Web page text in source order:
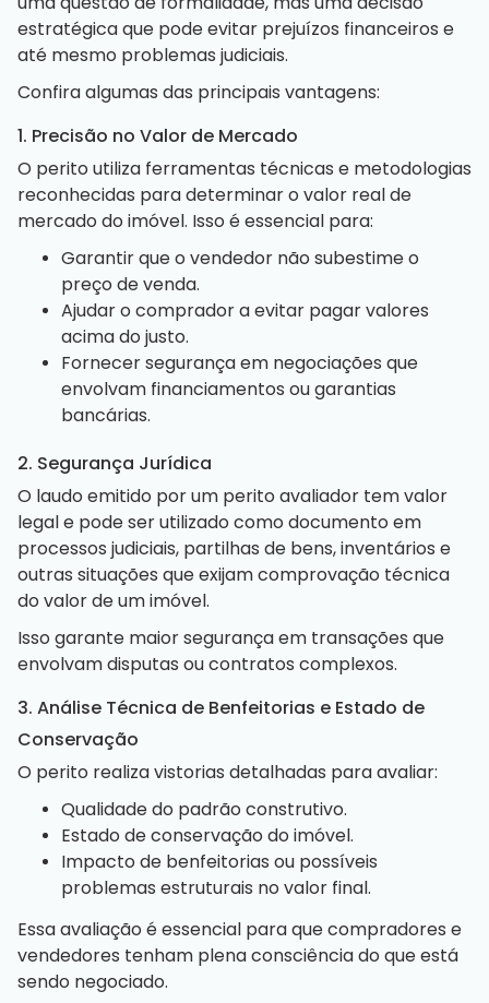
estratégica que pode evitar prejuízos financeiros e
até mesmo problemas judiciais.
Confira algumas das principais vantagens:
1. Precisão no Valor de Mercado
O perito utiliza ferramentas técnicas e metodologias
reconhecidas para determinar o valor real de
mercado do imóvel. Isso é essencial para:
Garantir que o vendedor não subestime o
preço de venda.
Ajudar o comprador a evitar pagar valores
acima do justo.
Fornecer segurança em negociações que
envolvam financiamentos ou garantias
bancárias.
2. Segurança Jurídica
O laudo emitido por um perito avaliador tem valor
legal e pode ser utilizado como documento em
processos judiciais, partilhas de bens, inventários e
outras situações que exijam comprovação técnica
do valor de um imóvel.
Isso garante maior segurança em transações que
envolvam disputas ou contratos complexos.
3. Análise Técnica de Benfeitorias e Estado de
Conservação
O perito realiza vistorias detalhadas para avaliar:
Qualidade do padrão construtivo.
Estado de conservação do imóvel.
Impacto de benfeitorias ou possíveis
problemas estruturais no valor final.
Essa avaliação é essencial para que compradores e
vendedores tenham plena consciência do que está
sendo negociado.